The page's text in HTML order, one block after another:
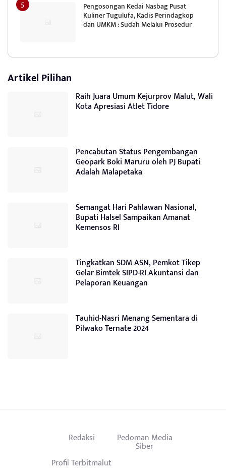
Pengosongan Kedai Nasbag Pusat
Kuliner Tugulufa, Kadis Perindagkop
dan UMKM : Sudah Melalui Prosedur
Artikel Pilihan
Raih Juara Umum Kejurprov Malut, Wali
Kota Apresiasi Atlet Tidore
Pencabutan Status Pengembangan
Geopark Boki Maruru oleh PJ Bupati
Adalah Malapetaka
Semangat Hari Pahlawan Nasional,
Bupati Halsel Sampaikan Amanat
Kemensos RI
Tingkatkan SDM ASN, Pemkot Tikep
Gelar Bimtek SIPD-RI Akuntansi dan
Pelaporan Keuangan
Tauhid-Nasri Menang Sementara di
Pilwako Ternate 2024
Redaksi Pedoman Media
Siber
Profil Terbitmalut